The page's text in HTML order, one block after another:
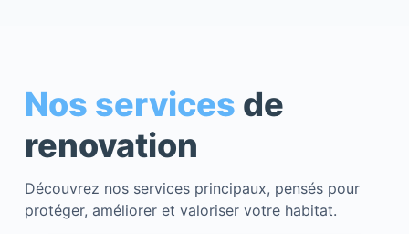
Nos services de
renovation
Découvrez nos services principaux, pensés pour
protéger, améliorer et valoriser votre habitat.